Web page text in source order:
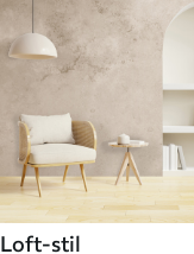
Loft-stil